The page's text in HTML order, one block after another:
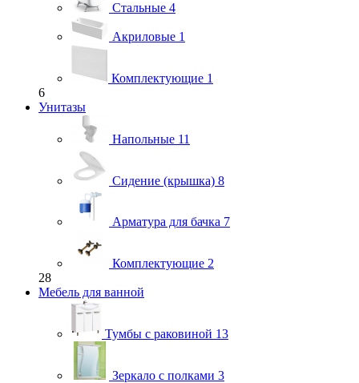
Стальные 4
Акриловые 1
Комплектующие 1
6
Унитазы
Напольные 11
Сидение (крышка) 8
Арматура для бачка 7
Комплектующие 2
28
Мебель для ванной
Тумбы с раковиной 13
Зеркало с полками 3